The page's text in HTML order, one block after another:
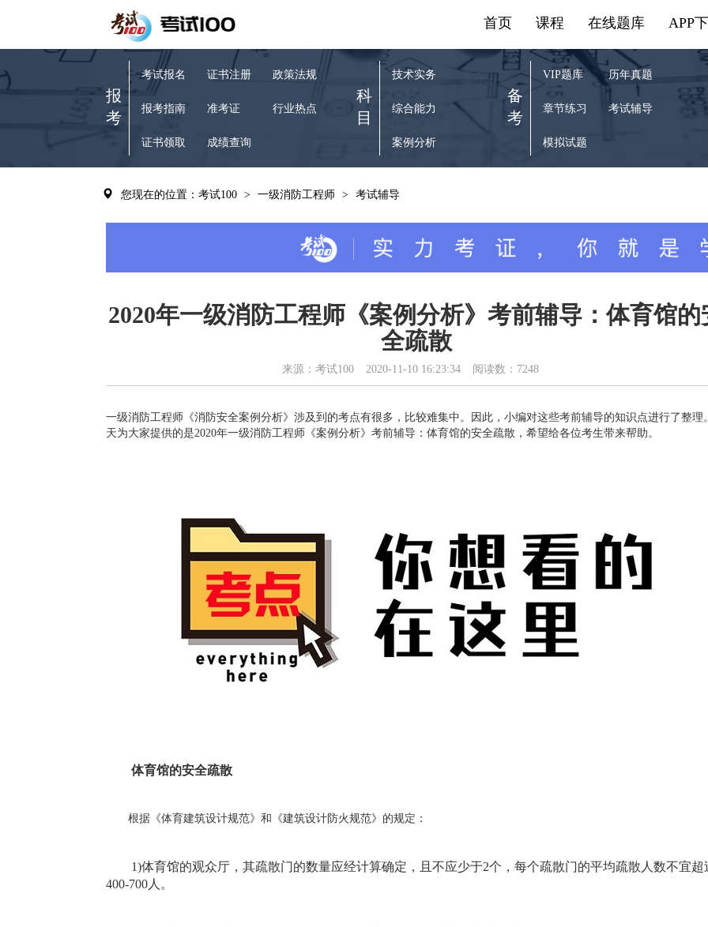
APP
在线题库
课程
首页
报
考
考试报名
报考指南
证书领取
证书注册
准考证
成绩查询
政策法规
行业热点
科
目
技术实务
综合能力
案例分析
备
考
VIP题库
章节练习
模拟试题
历年真题
考试辅导
您现在的位置：考试100 > 一级消防工程师 > 考试辅导
2020年一级消防工程师《案例分析》考前辅导：体育馆的
全疏散
来源：考试100 2020-11-10 16:23:34 阅读数：7248
一级消防工程师《消防安全案例分析》涉及到的考点有很多，比较难集中。因此，小编对这些考前辅导的知识点进行了整理
天为大家提供的是2020年一级消防工程师《案例分析》考前辅导：体育馆的安全疏散，希望给各位考生带来帮助。
体育馆的安全疏散
根据《体育建筑设计规范》和《建筑设计防火规范》的规定：
1)体育馆的观众厅，其疏散门的数量应经计算确定，且不应少于2个，每个疏散门的平均疏散人数不宜超
400-700人。